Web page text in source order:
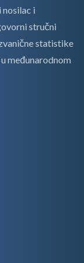
i
stručni
statistike
međunarodnom